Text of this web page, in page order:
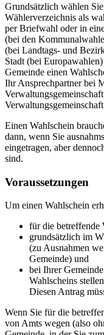
Grundsätzlich wählen
Wählerverzeichnis als
per Briefwahl oder in
(bei den
(bei Landtags- und
Stadt (bei
Gemeinde einen
Ihr Ansprechpartner bei
Einen Wahlschein
dann, wenn Sie
eingetragen, aber
sind.
Voraussetzungen
Um einen Wahlschein
für die betreffende
grundsätzlich im
(zu Ausnahmen
Gemeinde) und
bei Ihrer
Wahlscheins
Diesen Antrag
Wenn Sie für die
von Amts wegen (also